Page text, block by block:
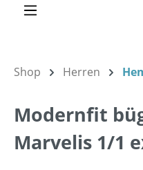
Shop Herren
Modernfit
Marvelis 1/1